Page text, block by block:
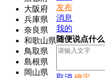
大阪府
兵庫県
奈良県
和歌山県
鳥取県
島根県
岡山県
发布
消息
我的
随便说点什么